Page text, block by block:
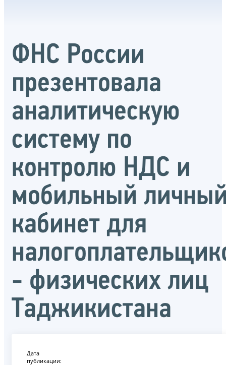
ФНС России
презентовала
аналитическую
систему по
контролю НДС и
мобильный
кабинет для
- физических лиц
Таджикистана
Дата
публикации: